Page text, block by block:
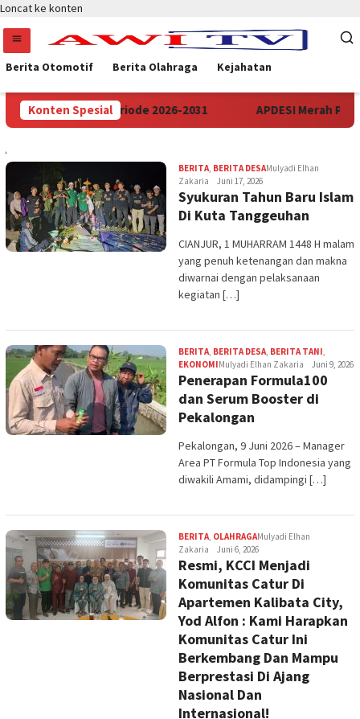
Loncat ke konten
Berita Otomotif Berita Olahraga Kejahatan
Konten Spesial
Banten Periode 2026-2031 APDESI Merah Putih
AWITV
BERITA, BERITA DESAMulyadi Elhan
Zakaria
Juni 17, 2026
Syukuran Tahun Baru Islam
Di Kuta Tanggeuhan
CIANJUR, 1 MUHARRAM 1448 H malam
yang penuh ketenangan dan makna
diwarnai dengan pelaksanaan
kegiatan […]
BERITA, BERITA DESA, BERITA TANI,
EKONOMIMulyadi Elhan Zakaria Juni 9, 2026
Penerapan Formula100
dan Serum Booster di
Pekalongan
Pekalongan, 9 Juni 2026 – Manager
Area PT Formula Top Indonesia yang
diwakili Amami, didampingi […]
BERITA, OLAHRAGAMulyadi Elhan
Zakaria
Juni 6, 2026
Resmi, KCCI Menjadi
Komunitas Catur Di
Apartemen Kalibata City,
Yod Alfon : Kami Harapkan
Komunitas Catur Ini
Berkembang Dan Mampu
Berprestasi Di Ajang
Nasional Dan
Internasional!